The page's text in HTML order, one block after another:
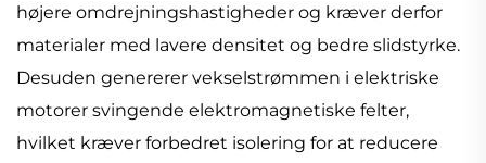
højere omdrejningshastigheder og kræver derfor
materialer med lavere densitet og bedre slidstyrke.
Desuden genererer vekselstrømmen i elektriske
motorer svingende elektromagnetiske felter,
hvilket kræver forbedret isolering for at reducere